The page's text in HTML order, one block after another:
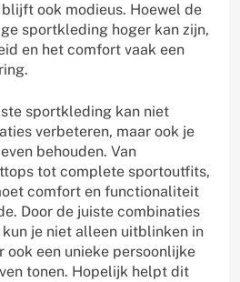
ook modieus. Hoewel de
sportkleding hoger kan zijn,
en het comfort vaak een
sportkleding kan niet
verbeteren, maar ook je
behouden. Van
tot complete sportoutfits,
comfort en functionaliteit
Door de juiste combinaties
je niet alleen uitblinken in
ook een unieke persoonlijke
tonen. Hopelijk helpt dit